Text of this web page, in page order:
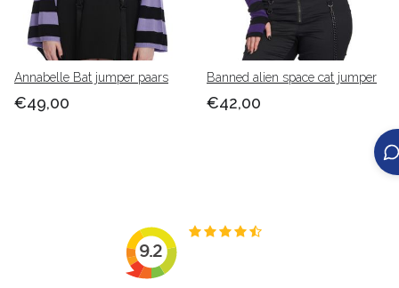
Annabelle Bat jumper paars
€49,00
Banned alien space cat jumper
€42,00